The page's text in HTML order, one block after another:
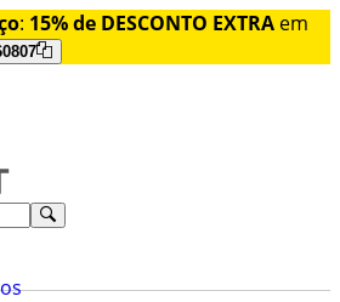
: 15% de DESCONTO EXTRA em